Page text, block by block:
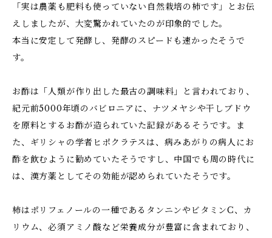
「実は農薬も肥料も使っていない自然栽培の柿です」とお伝
えしましたが、大変驚かれていたのが印象的でした。
本当に安定して発酵し、発酵のスピードも速かったそうで
す。
お酢は「人類が作り出した最古の調味料」と言われており、
紀元前5000年頃のバビロニアに、ナツメヤシや干しブドウ
を原料とするお酢が造られていた記録があるそうです。ま
た、ギリシャの学者ヒポクラテスは、病みあがりの病人にお
酢を飲むように勧めていたそうですし、中国でも周の時代に
は、漢方薬としてその効能が認められていたそうです。
柿はポリフェノールの一種であるタンニンやビタミンC、カ
リウム、必須アミノ酸など栄養成分が豊富に含まれており、